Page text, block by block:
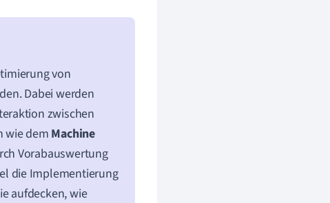
von
Dabei werden
zwischen
wie dem Machine
Vorabauswertung
die Implementierung
aufdecken, wie